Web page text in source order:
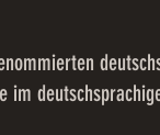
im